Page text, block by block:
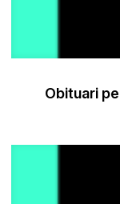
Obituari